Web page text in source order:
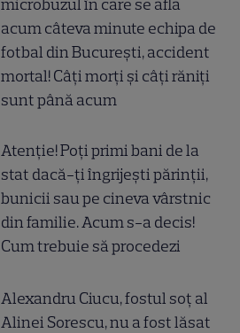
microbuzul în care se afla
acum câteva minute echipa de
fotbal din București, accident
mortal! Câți morți și câți răniți
sunt până acum
Atenție! Poți primi bani de la
stat dacă-ți îngrijești părinții,
bunicii sau pe cineva vârstnic
din familie. Acum s-a decis!
Cum trebuie să procedezi
Alexandru Ciucu, fostul soț al
Alinei Sorescu, nu a fost lăsat